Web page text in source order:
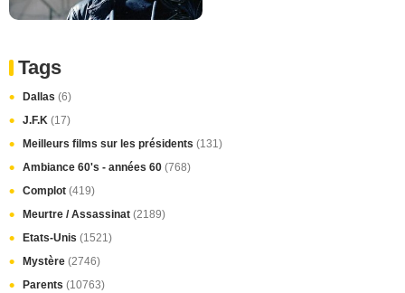
Tags
Dallas (6)
J.F.K (17)
Meilleurs films sur les présidents (131)
Ambiance 60's - années 60 (768)
Complot (419)
Meurtre / Assassinat (2189)
Etats-Unis (1521)
Mystère (2746)
Parents (10763)